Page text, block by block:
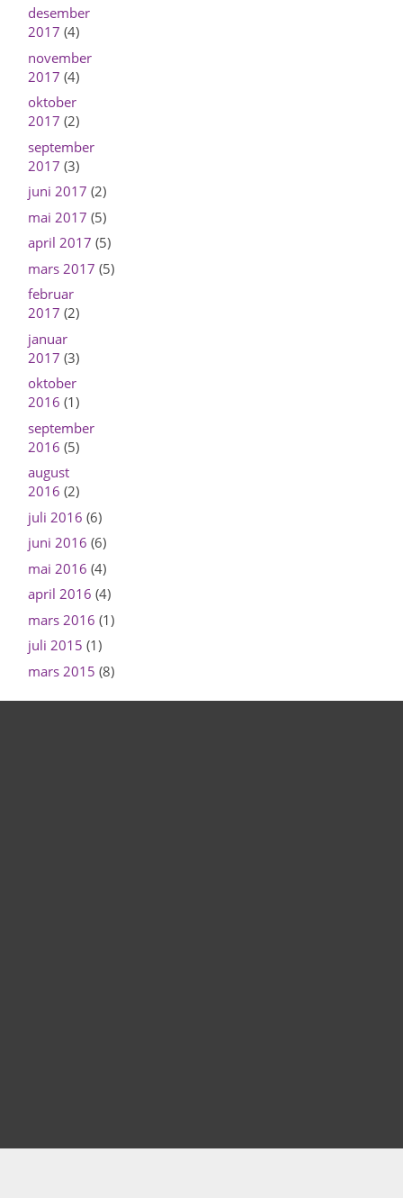
desember
2017 (4)
november
2017 (4)
oktober
2017 (2)
september
2017 (3)
juni 2017 (2)
mai 2017 (5)
april 2017 (5)
mars 2017 (5)
februar
2017 (2)
januar
2017 (3)
oktober
2016 (1)
september
2016 (5)
august
2016 (2)
juli 2016 (6)
juni 2016 (6)
mai 2016 (4)
april 2016 (4)
mars 2016 (1)
juli 2015 (1)
mars 2015 (8)